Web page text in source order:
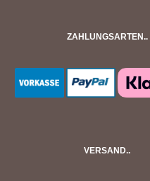
ZAHLUNGSARTEN..
VERSAND..